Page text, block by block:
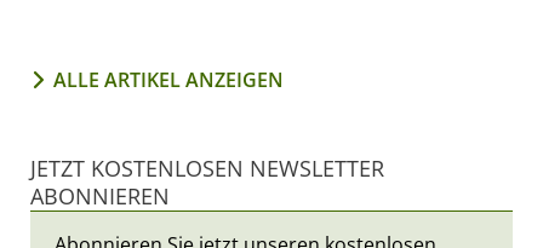
ALLE ARTIKEL ANZEIGEN
JETZT KOSTENLOSEN NEWSLETTER
ABONNIEREN